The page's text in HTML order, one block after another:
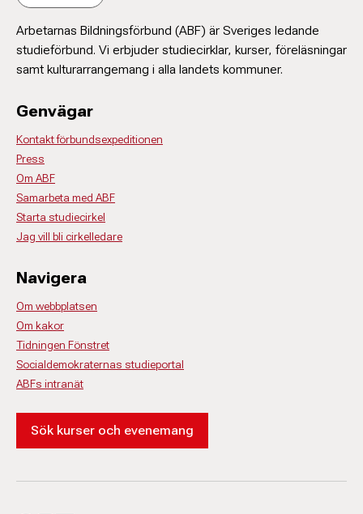
Arbetarnas Bildningsförbund (ABF) är Sveriges ledande
studieförbund. Vi erbjuder studiecirklar, kurser, föreläsningar
samt kulturarrangemang i alla landets kommuner.
Genvägar
Kontakt förbundsexpeditionen
Press
Om ABF
Samarbeta med ABF
Starta studiecirkel
Jag vill bli cirkelledare
Navigera
Om webbplatsen
Om kakor
Tidningen Fönstret
Socialdemokraternas studieportal
ABFs intranät
Sök kurser och evenemang